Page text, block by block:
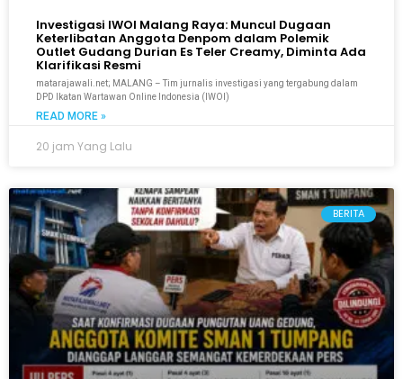
Investigasi IWOI Malang Raya: Muncul Dugaan
Keterlibatan Anggota Denpom dalam Polemik
Outlet Gudang Durian Es Teler Creamy, Diminta Ada
Klarifikasi Resmi
matarajawali.net; MALANG – Tim jurnalis investigasi yang tergabung dalam
DPD Ikatan Wartawan Online Indonesia (IWOI)
READ MORE »
20 jam Yang Lalu
BERITA